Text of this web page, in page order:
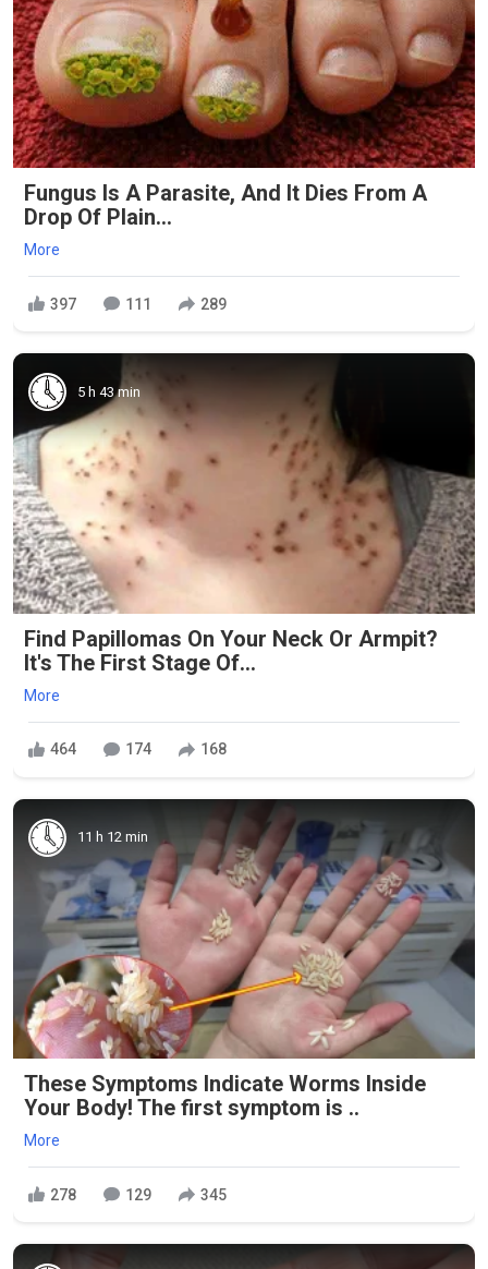
Fungus Is A Parasite, And It Dies From A
Drop Of Plain...
More
397 111 289
5 h 43 min
Find Papillomas On Your Neck Or Armpit?
It's The First Stage Of...
More
464 174 168
11 h 12 min
These Symptoms Indicate Worms Inside
Your Body! The first symptom is ..
More
278 129 345